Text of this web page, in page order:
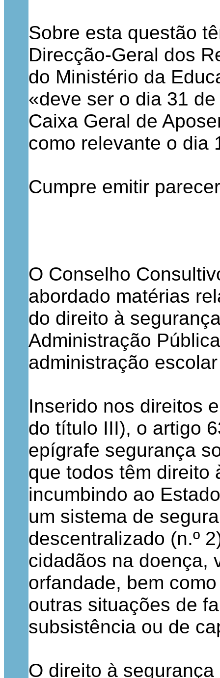
Sobre esta questão
Direcção-Geral dos
do Ministério da
«deve ser o dia 31
Caixa Geral de
como relevante o dia
Cumpre emitir
O Conselho
abordado matérias
do direito à
Administração
administração
Inserido nos direitos
do título III), o artigo
epígrafe segurança
que todos têm direito
incumbindo ao
um sistema de
descentralizado (n.º
cidadãos na doença,
orfandade, bem
outras situações de
subsistência ou de
O direito à